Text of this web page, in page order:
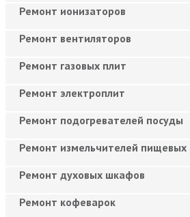
Ремонт ионизаторов
Ремонт вентиляторов
Ремонт газовых плит
Ремонт электроплит
Ремонт подогревателей посуды
Ремонт измельчителей пищевых
Ремонт духовых шкафов
Ремонт кофеварок